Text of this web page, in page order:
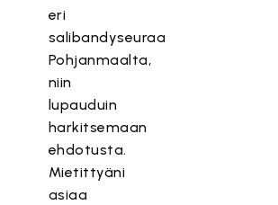
eri
salibandyseuraa
Pohjanmaalta,
niin
lupauduin
harkitsemaan
ehdotusta.
Mietittyäni
asiaa